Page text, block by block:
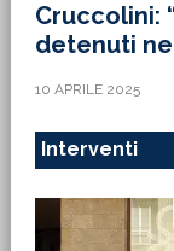
Cruccolini:
detenuti
10 APRILE 2025
Interventi